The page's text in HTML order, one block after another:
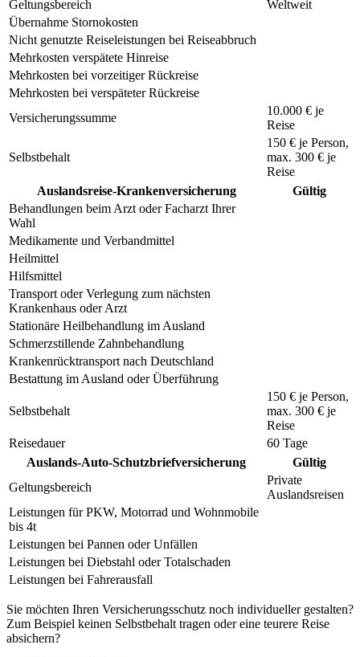
Geltungsbereich
Weltweit
Übernahme Stornokosten
Nicht genutzte Reiseleistungen bei Reiseabbruch
Mehrkosten verspätete Hinreise
Mehrkosten bei vorzeitiger Rückreise
Mehrkosten bei verspäteter Rückreise
Versicherungssumme
10.000 € je
Reise
Selbstbehalt
150 € je Person,
max. 300 € je
Reise
Auslandsreise-Krankenversicherung
Gültig
Behandlungen beim Arzt oder Facharzt Ihrer
Wahl
Medikamente und Verbandmittel
Heilmittel
Hilfsmittel
Transport oder Verlegung zum nächsten
Krankenhaus oder Arzt
Stationäre Heilbehandlung im Ausland
Schmerzstillende Zahnbehandlung
Krankenrücktransport nach Deutschland
Bestattung im Ausland oder Überführung
Selbstbehalt
150 € je Person,
max. 300 € je
Reise
Reisedauer
60 Tage
Auslands-Auto-Schutzbriefversicherung
Gültig
Geltungsbereich
Private
Auslandsreisen
Leistungen für PKW, Motorrad und Wohnmobile
bis 4t
Leistungen bei Pannen oder Unfällen
Leistungen bei Diebstahl oder Totalschaden
Leistungen bei Fahrerausfall
Sie möchten Ihren Versicherungsschutz noch individueller gestalten?
Zum Beispiel keinen Selbstbehalt tragen oder eine teurere Reise
absichern?